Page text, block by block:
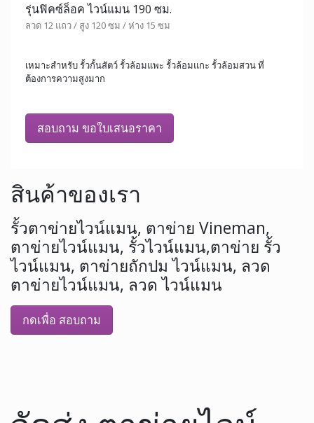
รุ่นฟิคซ์ล็อค ไวน์แมน 190 ซม.
ลวด 12 แถว / สูง 120 ซม / ห่าง 15 ซม
เหมาะสำหรับ รั้วกั้นสัตว์ รั้วล้อมแพะ รั้วล้อมแกะ รั้วล้อมสวน ที่
ต้องการความสูงมาก
สอบถาม ขอใบเสนอราคา
สินค้าของเรา
รั้วตาข่ายไวน์แมน, ตาข่าย Vineman,
ตาข่ายไวน์แมน, รั้วไวน์แมน,ตาข่าย รั้ว
ไวน์แมน, ตาข่ายถักปม ไวน์แมน, ลวด
ตาข่ายไวน์แมน, ลวด ไวน์แมน
กดเพื่อ สอบถาม